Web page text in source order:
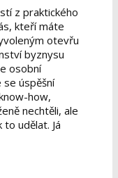
z praktického
kteří máte
otevřu
byznysu
osobní
úspěšní
how,
nechtěli, ale
udělat. Já